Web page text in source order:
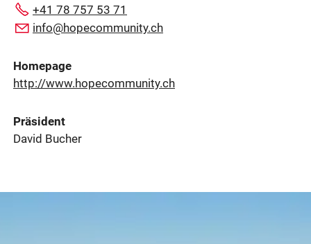
+41 78 757 53 71
info@hopecommunity.ch
Homepage
http://www.hopecommunity.ch
Präsident
David Bucher